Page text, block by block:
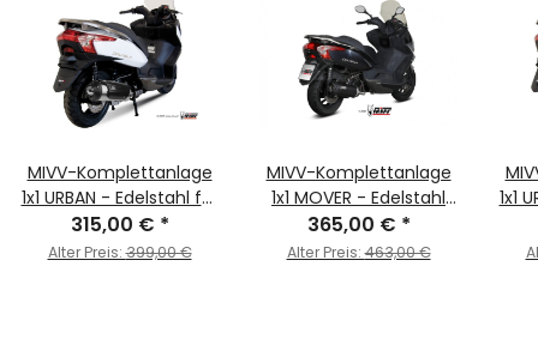
MIVV-Komplettanlage
1x1 URBAN - Edelstahl für
KYMCO - DINK STREET
300 BJ. 2009 > 2012 -
315,00 € *
Alter Preis:399,00 €
MIVV-Komplettanlage
1x1 MOVER - Edelstahl
Schwarz für KYMCO -
DOWNTOWN 125 BJ.
365,00 € *
Alter Preis:463,00 €
1x1